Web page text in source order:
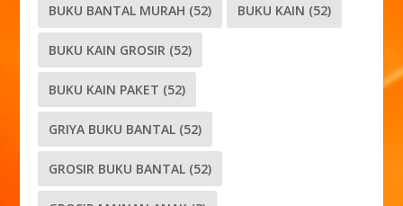
BUKU BANTAL MURAH (52) BUKU KAIN (52)
BUKU KAIN GROSIR (52)
BUKU KAIN PAKET (52)
GRIYA BUKU BANTAL (52)
GROSIR BUKU BANTAL (52)